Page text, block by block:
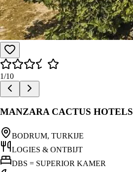
1/10
MANZARA CACTUS HOTELS
BODRUM, TURKIJE
LOGIES & ONTBIJT
DBS = SUPERIOR KAMER